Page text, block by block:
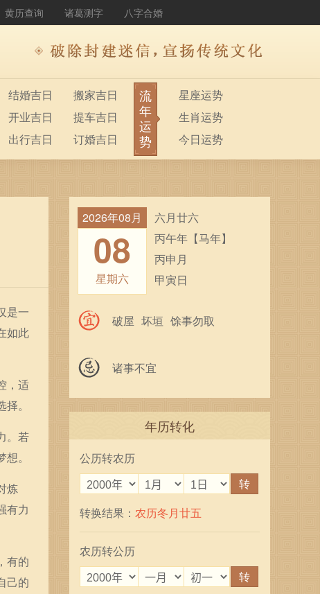
黄历查询 诸葛测字 八字合婚
结婚吉日
搬家吉日
开业吉日
提车吉日
出行吉日
订婚吉日
流
年
运
势
星座运势
生肖运势
今日运势
是一
如此
，适
。
。若
。
炼
有力
有的
己的
2026年08月
08
星期六
六月廿六
丙午年【马年】
丙申月
甲寅日
破屋 坏垣 馀事勿取
诸事不宜
年历转化
公历转农历
转
转换结果： 农历冬月廿五
农历转公历
转